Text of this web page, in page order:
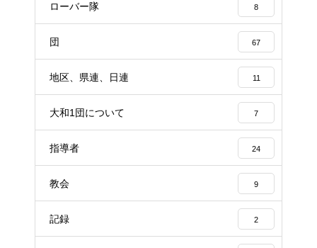
ローバー隊 8
団 67
地区、県連、日連 11
大和1団について 7
指導者 24
教会 9
記録 2